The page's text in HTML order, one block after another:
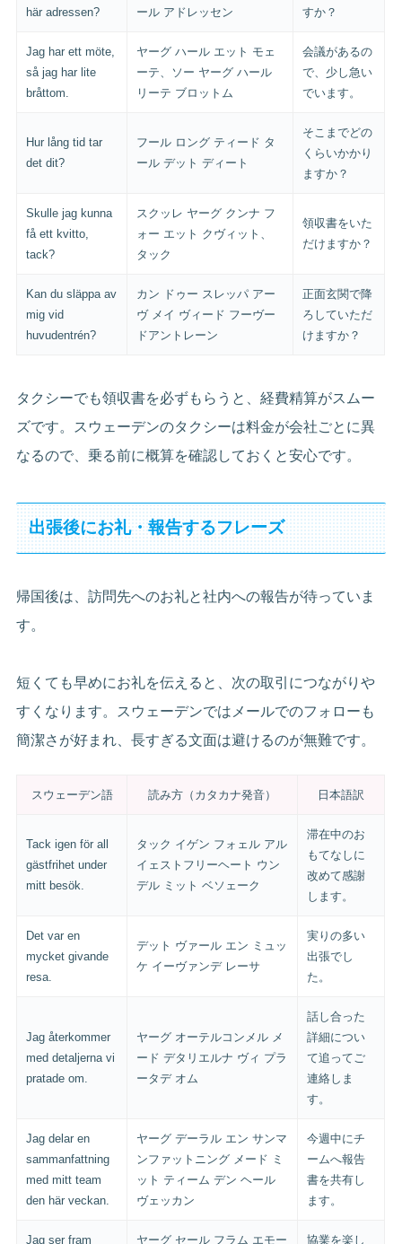
här adressen?
ール アドレッセン
すか？
Jag har ett möte,
så jag har lite
bråttom.
ヤーグ ハール エット モェ
ーテ、ソー ヤーグ ハール
リーテ ブロットム
会議があるの
で、少し急い
でいます。
Hur lång tid tar
det dit?
フール ロング ティード タ
ール デット ディート
そこまでどの
くらいかかり
ますか？
Skulle jag kunna
få ett kvitto,
tack?
スクッレ ヤーグ クンナ フ
ォー エット クヴィット、
タック
領収書をいた
だけますか？
Kan du släppa av
mig vid
huvudentrén?
カン ドゥー スレッパ アー
ヴ メイ ヴィード フーヴー
ドアントレーン
正面玄関で降
ろしていただ
けますか？
タクシーでも領収書を必ずもらうと、経費精算がスムー
ズです。スウェーデンのタクシーは料金が会社ごとに異
なるので、乗る前に概算を確認しておくと安心です。
出張後にお礼・報告するフレーズ
帰国後は、訪問先へのお礼と社内への報告が待っていま
す。
短くても早めにお礼を伝えると、次の取引につながりや
すくなります。スウェーデンではメールでのフォローも
簡潔さが好まれ、長すぎる文面は避けるのが無難です。
スウェーデン語 読み方（カタカナ発音） 日本語訳
Tack igen för all
gästfrihet under
mitt besök.
タック イゲン フォェル アル
イェストフリーヘート ウン
デル ミット ベソェーク
滞在中のお
もてなしに
改めて感謝
します。
Det var en
mycket givande
resa.
デット ヴァール エン ミュッ
ケ イーヴァンデ レーサ
実りの多い
出張でし
た。
Jag återkommer
med detaljerna vi
pratade om.
ヤーグ オーテルコンメル メ
ード デタリエルナ ヴィ プラ
ータデ オム
話し合った
詳細につい
て追ってご
連絡しま
す。
Jag delar en
sammanfattning
med mitt team
den här veckan.
ヤーグ デーラル エン サンマ
ンファットニング メード ミ
ット ティーム デン ヘール
ヴェッカン
今週中にチ
ームへ報告
書を共有し
ます。
Jag ser fram ヤーグ セール フラム エモー 協業を楽し